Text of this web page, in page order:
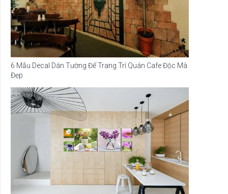
6 Mẫu Decal Dán Tường Để Trang Trí Quán Cafe Độc Mà
Đẹp